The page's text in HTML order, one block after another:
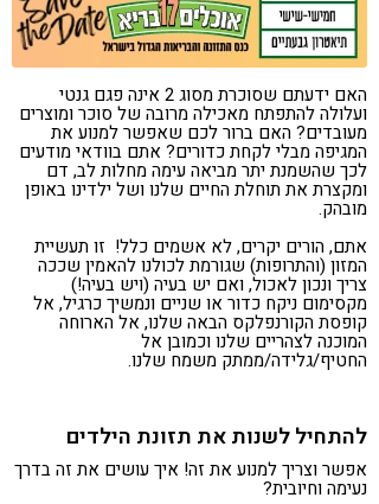
האם ידעתם שסוכרת מסוג 2 אינה פגם גנטי
ועלולה להתפתח מאכילה מרובה של סוכר ומוצרים
מעובדים? האם ברור לכם שאפשר למנוע את
המגיפה מבלי לקחת כדורים? אתם בוודאי מודעים
לכך שהשמנת יתר מביאה עימה מחלות לב, דם
ומקצרת את תוחלת החיים שלנו ושל ילדינו באופן
מובהק.
אתם, הורים יקרים, לא אשמים כלל! זו תעשיית
המזון (והתרופות) שגורמת לכולנו להאמין שככה
צריך ונכון לאכול, ואם יש בעיה (ויש בעיה!)
מקסימום ניקח כדור או שניים ונמשיך כרגיל, אל
קופסת הקורנפלקס הבאה שלנו, אל הארוחה
המוכנה לצהריים שלנו וכמובן אל
החטיף/גלידה/ממתק משמח שלנו.
להתחיל לשנות את תזונת הילדים
אפשר וצריך למנוע את זה! איך עושים את זה בדרך
נעימה וחיובית?